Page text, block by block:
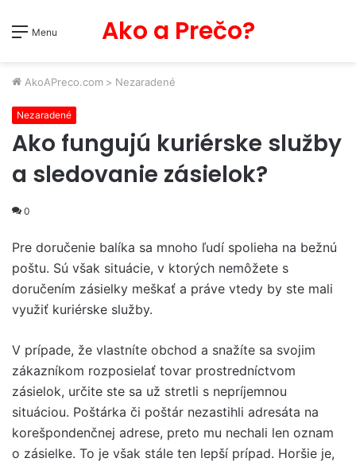
Menu Ako a Prečo?
AkoAPreco.com > Nezaradené
Nezaradené
Ako fungujú kuriérske služby
a sledovanie zásielok?
0
Pre doručenie balíka sa mnoho ľudí spolieha na bežnú
poštu. Sú však situácie, v ktorých nemôžete s
doručením zásielky meškať a práve vtedy by ste mali
využiť kuriérske služby.
V prípade, že vlastníte obchod a snažíte sa svojim
zákazníkom rozposielať tovar prostredníctvom
zásielok, určite ste sa už stretli s nepríjemnou
situáciou. Poštárka či poštár nezastihli adresáta na
korešpondenčnej adrese, preto mu nechali len oznam
o zásielke. To je však stále ten lepší prípad. Horšie je,